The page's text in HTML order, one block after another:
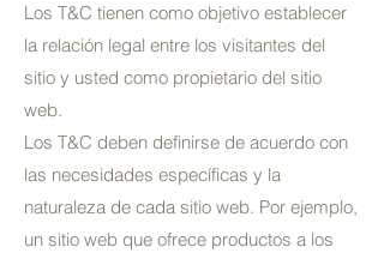
Los T&C tienen como objetivo establecer
la relación legal entre los visitantes del
sitio y usted como propietario del sitio
web.
Los T&C deben definirse de acuerdo con
las necesidades específicas y la
naturaleza de cada sitio web. Por ejemplo,
un sitio web que ofrece productos a los
Your 14 days trial has
expired.
The trial's over, but the show must go
on! 🎬 Upgrade now to keep your web
masterpiece in the spotlight.